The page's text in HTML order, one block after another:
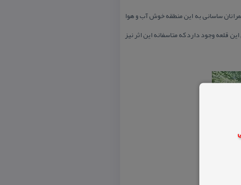
ساسانی به این منطقه خوش آب و هوا
قلعه وجود دارد كه متاسفانه این اثر نیز